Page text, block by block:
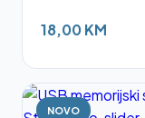
18,00 KM
NOVO